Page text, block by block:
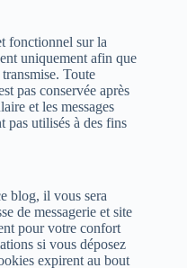
fonctionnel sur la
uniquement afin que
Toute
pas conservée après
et les messages
pas utilisés à des fins
blog, il vous sera
de messagerie et site
pour votre confort
si vous déposez
expirent au bout